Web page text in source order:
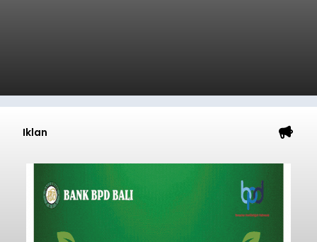
Iklan